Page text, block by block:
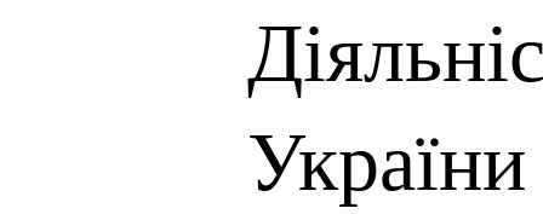
України